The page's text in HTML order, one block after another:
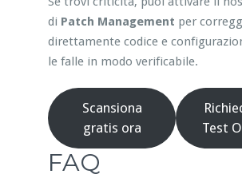
di Patch Management per
direttamente codice e
le falle in modo verificabile.
Scansiona
gratis ora
Test
FAQ